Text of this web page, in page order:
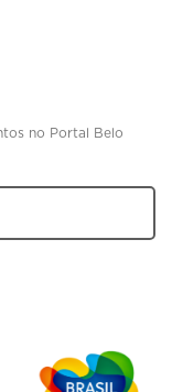
no Portal Belo